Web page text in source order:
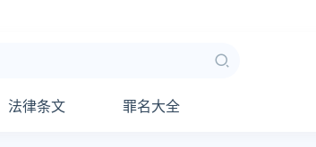
法律条文 罪名大全